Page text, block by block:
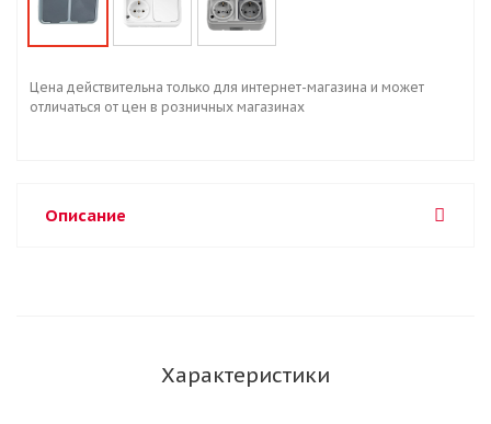
Цена действительна только для интернет-магазина и может
отличаться от цен в розничных магазинах
Описание
Характеристики